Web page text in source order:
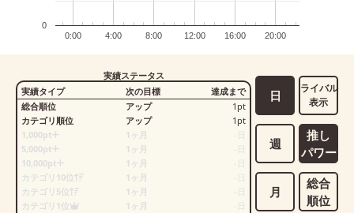
0:00 4:00 8:00 12:00 16:00 20:00
0
実績ステータス
実績タイプ
次の目標
達成まで
総合順位
アップ 1 pt
カテゴリ順位
アップ 1 pt
1,000pt
1ヶ月
日
5,000pt
1ヶ月
日
10,000pt
1ヶ月
日
カテゴリ10位
1ヶ月
日
カテゴリ5位
1ヶ月
日
カテゴリ1位
1ヶ月
日
日
週
月
ライバル
表示
推し
パワー
総合
順位